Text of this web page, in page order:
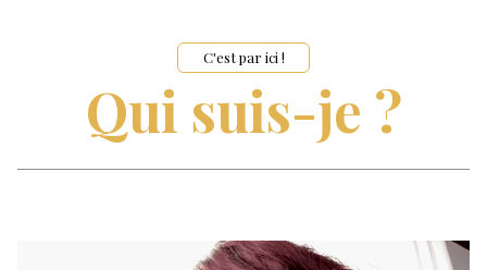
C'est par ici !
Qui suis-je ?